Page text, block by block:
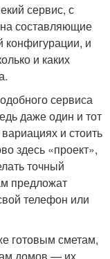
сервис, с
составляющие
конфигурации, и
и каких
сервиса
даже один и тот
и стоить
здесь «проект»,
точный
предложат
телефон или
готовым сметам,